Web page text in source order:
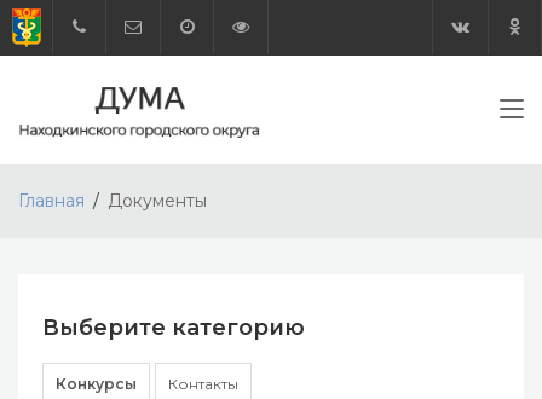
Главная Документы
Выберите категорию
Конкурсы Контакты